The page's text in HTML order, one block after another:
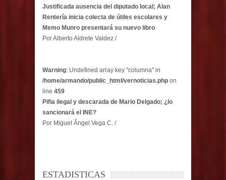
Justificada ausencia del diputado local; Alan
Rentería inicia colecta de útiles escolares y
Memo Munro presentará su nuevo libro
Por Alberto Aldrete Valdez /
Warning: Undefined array key "columna" in
/home/armando/public_html/vernoticias.php on
line 459
Pifia ilegal y descarada de Mario Delgado; ¿lo
sancionará el INE?
Por Miguel Ãngel Vega C. /
ESTADISTICAS